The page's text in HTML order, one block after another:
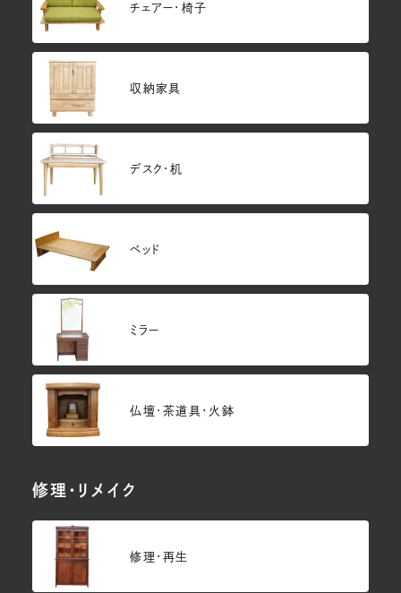
チェアー・椅子
収納家具
デスク・机
ベッド
ミラー
仏壇･茶道具・火鉢
修理・リメイク
修理・再生